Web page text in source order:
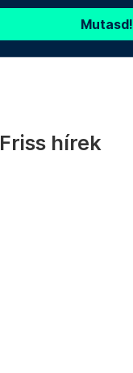
Mutasd!
Friss hírek